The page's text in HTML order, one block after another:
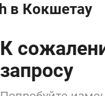
в Кокшетау
К
запросу